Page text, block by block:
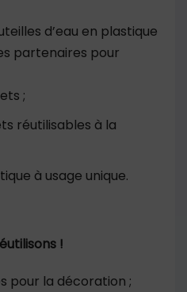
d’eau en plastique
partenaires pour
;
réutilisables à la
à usage unique.
!
pour la décoration ;